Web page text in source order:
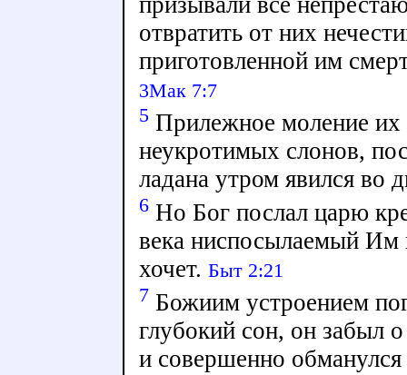
отвратить от них
приготовленной им
3Мак 7:7
5Прилежное моление их
неукротимых слонов,
ладана утром явился во
6Но Бог послал царю
века ниспосылаемый
хочет. Быт 2:21
7 Божиим устроением
глубокий сон, он забыл
и совершенно